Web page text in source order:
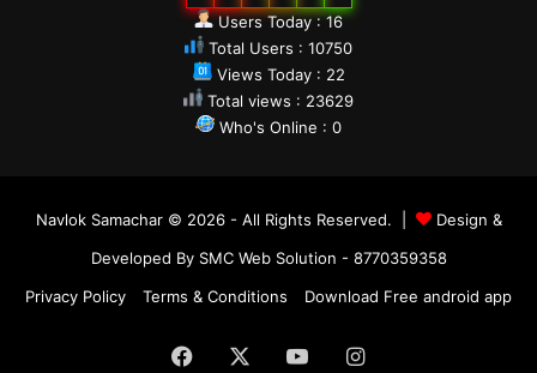
Users Today : 16
Total Users : 10750
Views Today : 22
Total views : 23629
Who's Online : 0
Navlok Samachar © 2026 - All Rights Reserved. |
Design &
Developed By SMC Web Solution - 8770359358
Privacy Policy
Terms & Conditions Download Free android app
Facebook YouTubeInstagram